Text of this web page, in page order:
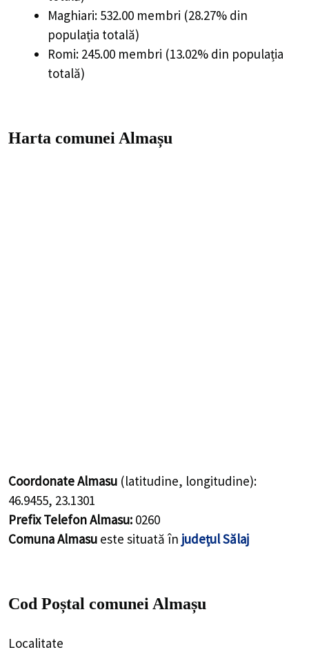
Maghiari: 532.00 membri (28.27% din
populația totală)
Romi: 245.00 membri (13.02% din populația
totală)
Harta comunei Almașu
Coordonate Almasu (latitudine, longitudine):
46.9455, 23.1301
Prefix Telefon Almasu: 0260
Comuna Almasu este situată în județul Sălaj
Cod Poștal comunei Almașu
Localitate